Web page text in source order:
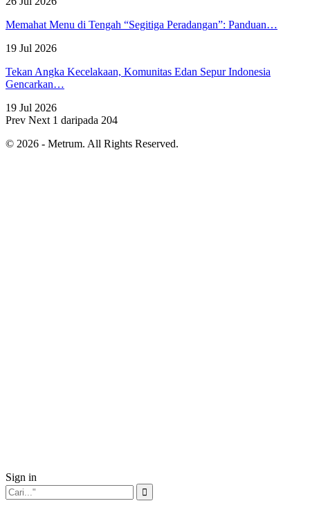
Memahat Menu di Tengah “Segitiga Peradangan”: Panduan…
19 Jul 2026
Tekan Angka Kecelakaan, Komunitas Edan Sepur Indonesia
Gencarkan…
19 Jul 2026
Prev Next 1 daripada 204
© 2026 - Metrum. All Rights Reserved.
Sign in